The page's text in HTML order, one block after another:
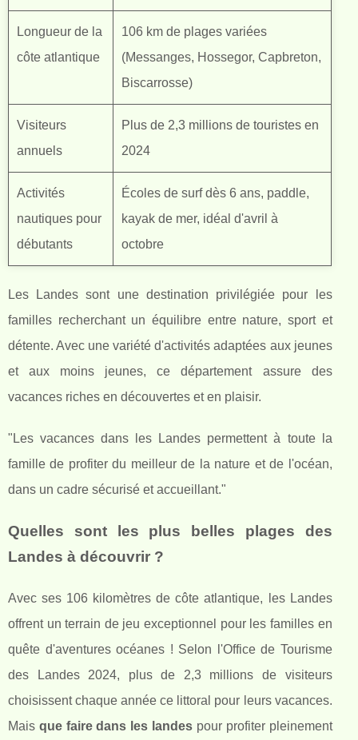
Longueur de la
côte atlantique
106 km de plages variées
(Messanges, Hossegor, Capbreton,
Biscarrosse)
Visiteurs
annuels
Plus de 2,3 millions de touristes en
2024
Activités
nautiques pour
débutants
Écoles de surf dès 6 ans, paddle,
kayak de mer, idéal d'avril à
octobre
Les Landes sont une destination privilégiée pour les
familles recherchant un équilibre entre nature, sport et
détente. Avec une variété d'activités adaptées aux jeunes
et aux moins jeunes, ce département assure des
vacances riches en découvertes et en plaisir.
"Les vacances dans les Landes permettent à toute la
famille de profiter du meilleur de la nature et de l'océan,
dans un cadre sécurisé et accueillant."
Quelles sont les plus belles plages des
Landes à découvrir ?
Avec ses 106 kilomètres de côte atlantique, les Landes
offrent un terrain de jeu exceptionnel pour les familles en
quête d'aventures océanes ! Selon l'Office de Tourisme
des Landes 2024, plus de 2,3 millions de visiteurs
choisissent chaque année ce littoral pour leurs vacances.
Mais que faire dans les landes pour profiter pleinement